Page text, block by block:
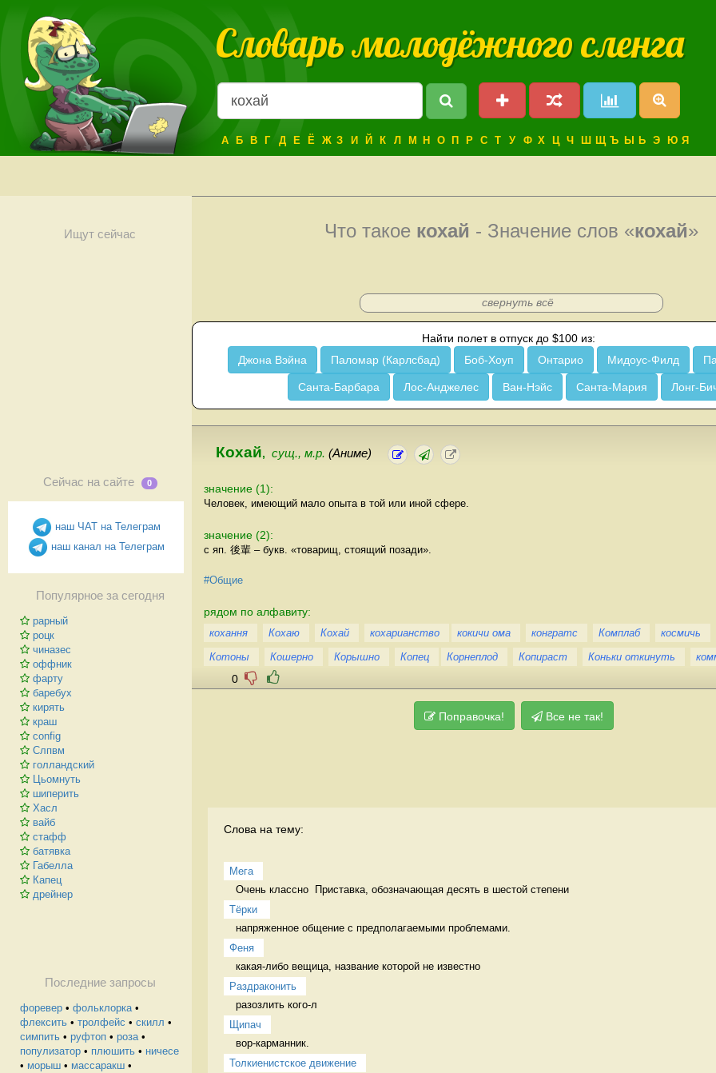
Словарь молодёжного сленга
А Б В Г Д Е Ё Ж З И Й К Л М Н О П Р С Т У Ф Х Ц Ч Ш Щ Ъ Ы Ь Э Ю Я
Ищут сейчас
Сейчас на сайте 0
наш ЧАТ на Телеграм
наш канал на Телеграм
Популярное за сегодня
рарный
роцк
чиназес
оффник
фарту
баребух
кирять
краш
config
Слпвм
голландский
Цьомнуть
шиперить
Хасл
вайб
стафф
батявка
Габелла
Капец
дрейнер
Последние запросы
форевер • фольклорка•
флексить • тролфейс • скилл •
симпить • руфтоп • роза•
популизатор • плюшить • ничесе
• морыш • массаракш •
Что такое кохай - Значение слов «кохай»
свернуть всё
Найти полет в отпуск до $100 из:
Джона Вэйна
Паломар (Карлсбад) Боб-Хоуп Онтарио Мидоус-Филд
Санта-Барбара Лос-Анджелес Ван-Нэйс Санта-Мария Лонг-
Кохай, сущ., м.р. (Аниме)
значение (1):
Человек, имеющий мало опыта в той или иной сфере.
значение (2):
с яп. 後輩 – букв. «товарищ, стоящий позади».
#Общие
рядом по алфавиту:
кохання Кохаю Кохай кохарианство кокичи ома конгратс Комплаб
космичь
Котоны
Кошерно Корышно Копец Корнеплод Копираст Коньки откинуть
0
Поправочка! Все не так!
Слова на тему:
Мега
Очень классно  Приставка, обозначающая десять в шестой степени
Тёрки
напряженное общение с предполагаемыми проблемами.
Феня
какая-либо вещица, название которой не известно
Раздраконить
разозлить кого-л
Щипач
вор-карманник.
Толкиенистское движение